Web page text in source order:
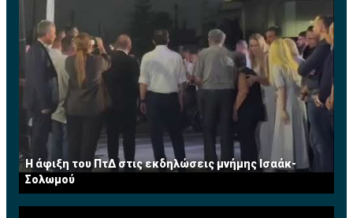
Η άφιξη του ΠτΔ στις εκδηλώσεις μνήμης Ισαάκ-
Σολωμού